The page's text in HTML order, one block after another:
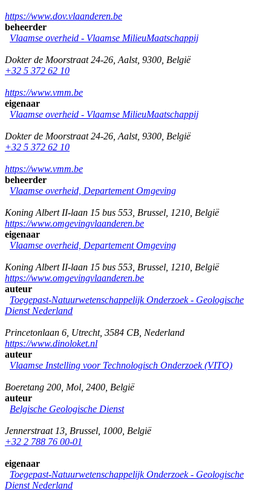
https://www.dov.vlaanderen.be
beheerder
Vlaamse overheid - Vlaamse MilieuMaatschappij
Dokter de Moorstraat 24-26 Aalst, 9300 België
+32 5 372 62 10
https://www.vmm.be
eigenaar
Vlaamse overheid - Vlaamse MilieuMaatschappij
Dokter de Moorstraat 24-26 Aalst, 9300 België
+32 5 372 62 10
https://www.vmm.be
beheerder
Vlaamse overheid, Departement Omgeving
Koning Albert II-laan 15 bus 553 Brussel 1210 België
https://www.omgevingvlaanderen.be
eigenaar
Vlaamse overheid, Departement Omgeving
Koning Albert II-laan 15 bus 553 Brussel 1210 België
https://www.omgevingvlaanderen.be
auteur
Toegepast-Natuurwetenschappelijk Onderzoek - Geologische
Dienst Nederland
Princetonlaan 6 Utrecht, 3584 CB Nederland
https://www.dinoloket.nl
auteur
Vlaamse Instelling voor Technologisch Onderzoek (VITO)
Boeretang 200 Mol 2400 België
auteur
Belgische Geologische Dienst
Jennerstraat 13 Brussel 1000 België
+32 2 788 76 00-01
eigenaar
Toegepast-Natuurwetenschappelijk Onderzoek - Geologische
Dienst Nederland